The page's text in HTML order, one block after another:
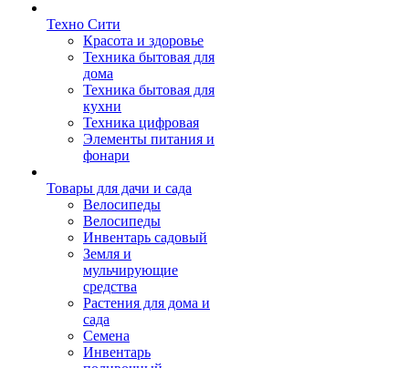
Техно Сити
Красота и здоровье
Техника бытовая для
дома
Техника бытовая для
кухни
Техника цифровая
Элементы питания и
фонари
Товары для дачи и сада
Велосипеды
Велосипеды
Инвентарь садовый
Земля и
мульчирующие
средства
Растения для дома и
сада
Семена
Инвентарь